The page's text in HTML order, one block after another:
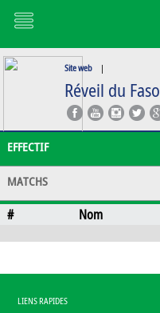
Site web |
Réveil du Faso
EFFECTIF
MATCHS
# Nom
LIENS RAPIDES